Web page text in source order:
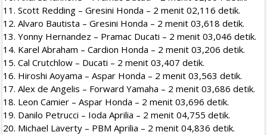
11. Scott Redding – Gresini Honda – 2 menit 02,116 detik.
12. Alvaro Bautista – Gresini Honda – 2 menit 03,618 detik.
13. Yonny Hernandez – Pramac Ducati – 2 menit 03,046 detik.
14. Karel Abraham – Cardion Honda – 2 menit 03,206 detik.
15. Cal Crutchlow – Ducati – 2 menit 03,407 detik.
16. Hiroshi Aoyama – Aspar Honda – 2 menit 03,563 detik.
17. Alex de Angelis – Forward Yamaha – 2 menit 03,686 detik.
18. Leon Camier – Aspar Honda – 2 menit 03,696 detik.
19. Danilo Petrucci – Ioda Aprilia – 2 menit 04,755 detik.
20. Michael Laverty – PBM Aprilia – 2 menit 04,836 detik.